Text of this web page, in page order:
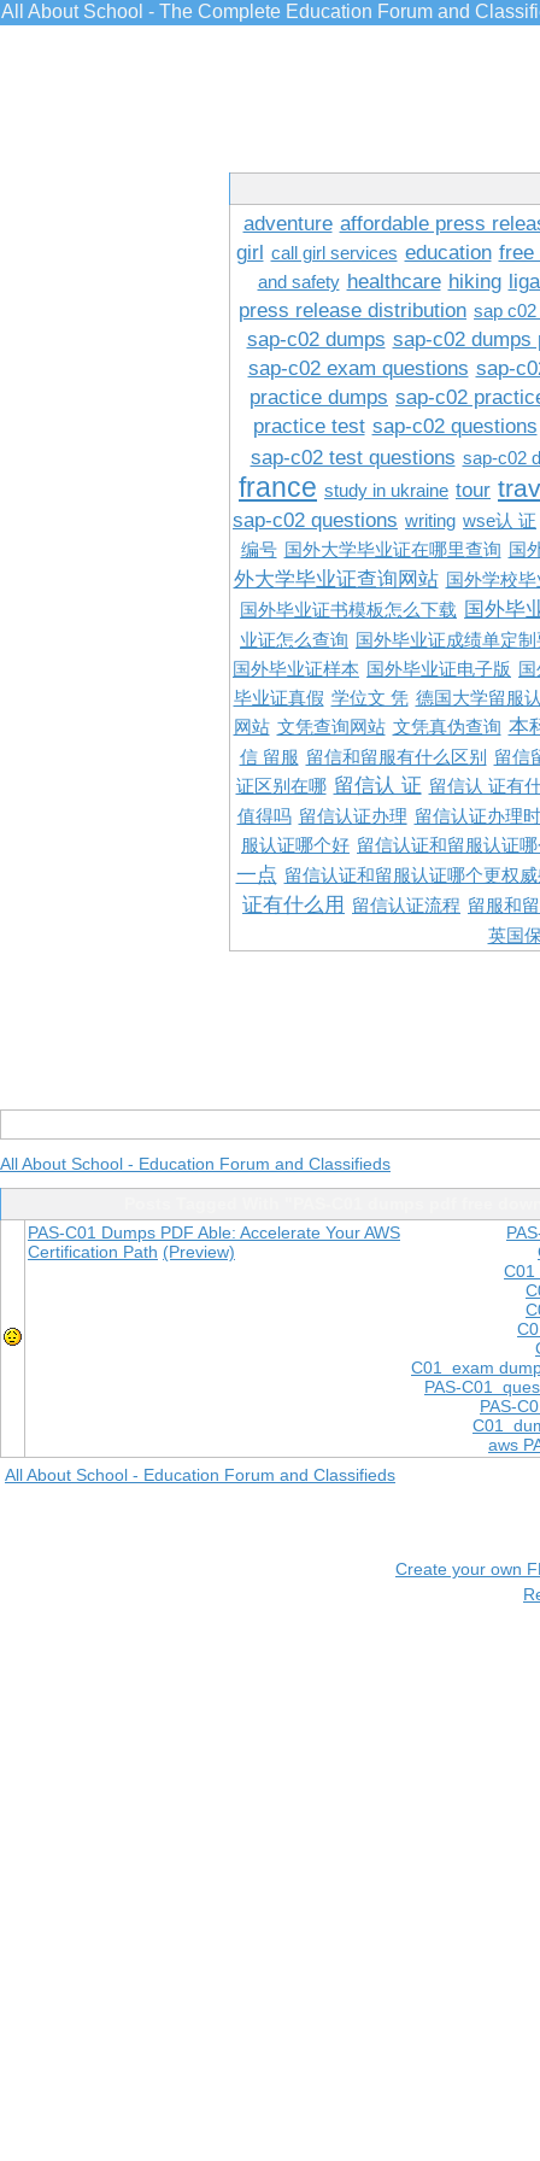
All About School - The Complete Education Forum and
adventure affordable press
girl call girl services education free
and safety healthcare hiking
press release distribution sap
sap-c02 dumps sap-c02 dumps
sap-c02 exam questions sap-
practice dumps sap-c02
practice test sap-c02 questions
sap-c02 test questions sap-c02
france study in ukraine tour
sap-c02 questions writing wse认 证
编号 国外大学毕业证在哪里查询 国
外大学毕业证查询网站 国外学校
国外毕业证书模板怎么下载 国外毕
业证怎么查询
国外毕业证成绩单定
国外毕业证样本
国外毕业证电子版
毕业证真假 学位文 凭 德国大学留服
网站 文凭查询网站 文凭真伪查询 本
信 留服 留信和留服有什么区别
留信
证区别在哪 留信认 证 留信认 证有
值得吗 留信认证办理 留信认证办理
服认证哪个好 留信认证和留服认证
一点 留信认证和留服认证哪个更权
证有什么用 留信认证流程 留服和
英国
All About School - Education Forum and Classifieds
C01
C01 exam
PAS-C01
PAS-
C01
aws
PAS-C01 Dumps PDF Able: Accelerate Your AWS
Certification Path (Preview)
All About School - Education Forum and Classifieds
Create your own